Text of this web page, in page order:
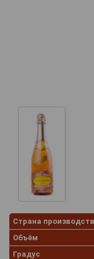
Страна
Объём
Градус